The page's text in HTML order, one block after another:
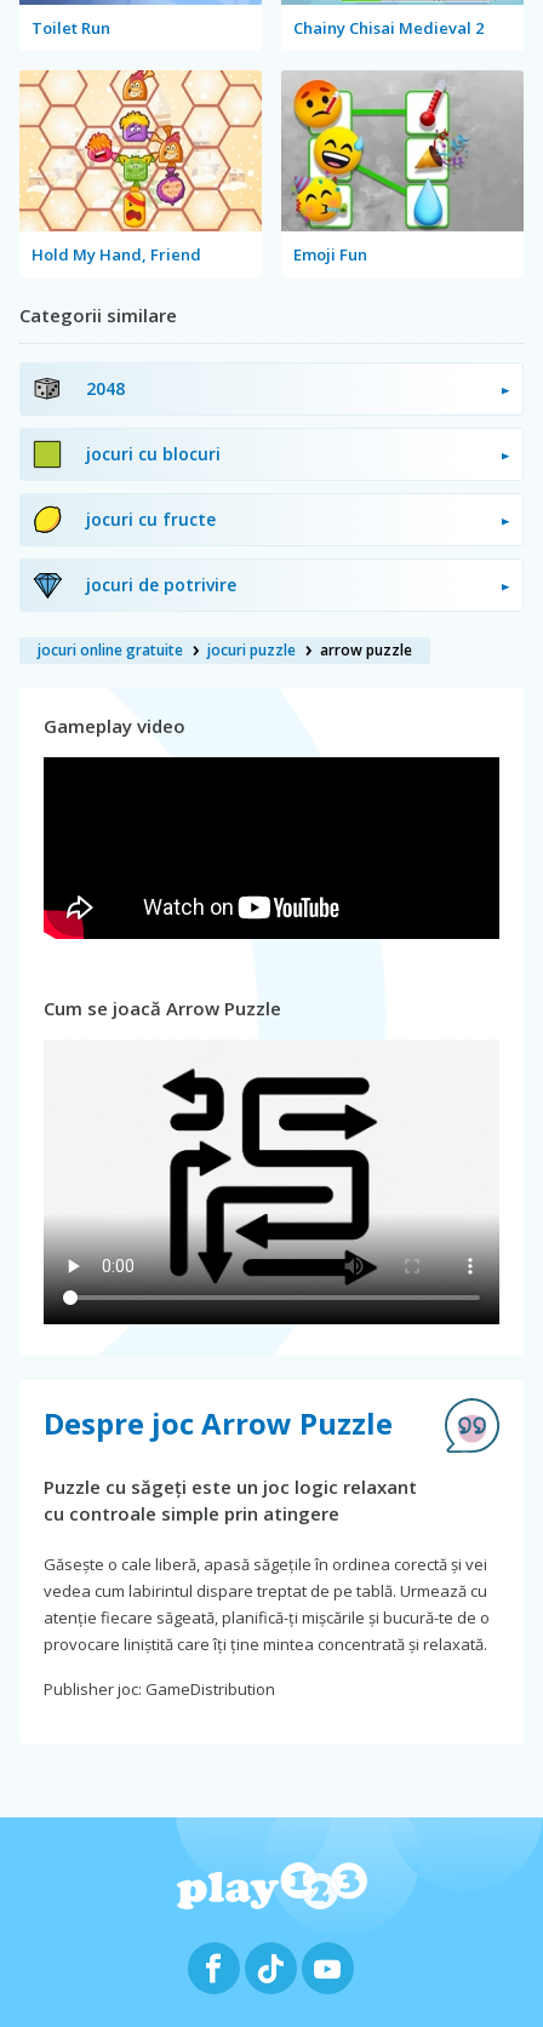
Toilet Run Chainy Chisai Medieval 2
Hold My Hand, Friend Emoji Fun
Categorii similare
2048
jocuri cu blocuri
jocuri cu fructe
jocuri de potrivire
jocuri online gratuite jocuri puzzle arrow puzzle
Gameplay video
Cum se joacă Arrow Puzzle
Despre joc Arrow Puzzle
Puzzle cu săgeți este un joc logic relaxant
cu controale simple prin atingere
Găsește o cale liberă, apasă săgețile în ordinea corectă și vei
vedea cum labirintul dispare treptat de pe tablă. Urmează cu
atenție fiecare săgeată, planifică-ți mișcările și bucură-te de o
provocare liniștită care îți ține mintea concentrată și relaxată.
Publisher joc: GameDistribution